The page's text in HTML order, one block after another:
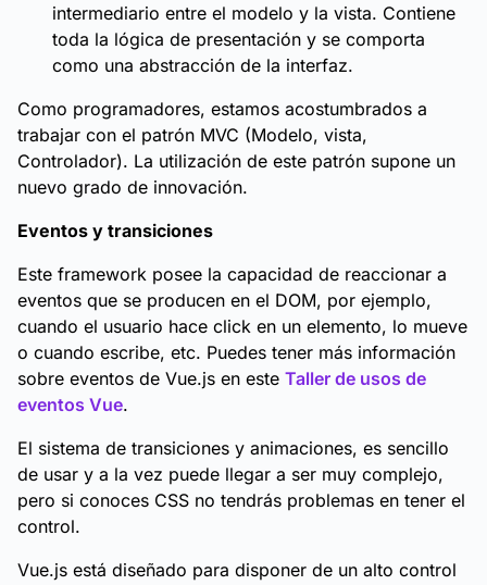
intermediario entre el modelo y la vista. Contiene
toda la lógica de presentación y se comporta
como una abstracción de la interfaz.
Como programadores, estamos acostumbrados a
trabajar con el patrón MVC (Modelo, vista,
Controlador). La utilización de este patrón supone un
nuevo grado de innovación.
Eventos y transiciones
Este framework posee la capacidad de reaccionar a
eventos que se producen en el DOM, por ejemplo,
cuando el usuario hace click en un elemento, lo mueve
o cuando escribe, etc. Puedes tener más información
sobre eventos de Vue.js en este Taller de usos de
eventos Vue.
El sistema de transiciones y animaciones, es sencillo
de usar y a la vez puede llegar a ser muy complejo,
pero si conoces CSS no tendrás problemas en tener el
control.
Vue.js está diseñado para disponer de un alto control